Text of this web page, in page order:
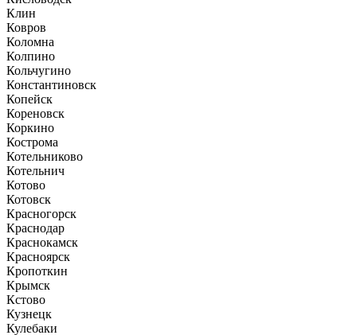
Клин
Ковров
Коломна
Колпино
Кольчугино
Константиновск
Копейск
Кореновск
Коркино
Кострома
Котельниково
Котельнич
Котово
Котовск
Красногорск
Краснодар
Краснокамск
Красноярск
Кропоткин
Крымск
Кстово
Кузнецк
Кулебаки